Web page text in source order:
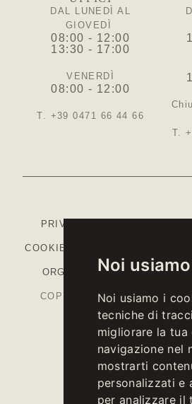
Noi
Noi usiamo i
tecniche di
migliorare la tua
navigazione nel
mostrarti
personalizzati e
per analizzare il
DAL LUNEDÌ AL
GIOVEDÌ
08:00 - 12:00
13:30 - 17:00
VENERDÌ
08:00 - 12:00
T. +39 0471 66 44 66
T.
PRIVACY
COOKIE
ORGANIZZATIVO -PIANO
COPYRIGHT © 2026
EPPAN
P.IVA